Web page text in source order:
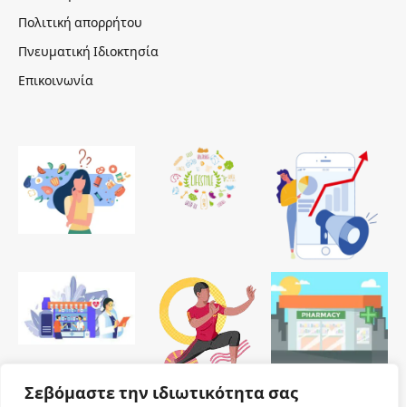
Σεβόμαστε την ιδιωτικότητα σας
Πολιτική απορρήτου
Πνευματική Ιδιοκτησία
Επικοινωνία